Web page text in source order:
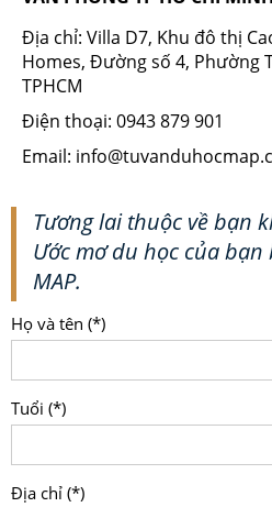
Địa chỉ: Villa D7, Khu đô thị
Homes, Đường số 4, Phường
TPHCM
Điện thoại: 0943 879 901
Email:
Tương lai thuộc về bạn
Ước mơ du học của
MAP.
Họ và tên (*)
Tuổi (*)
Địa chỉ (*)